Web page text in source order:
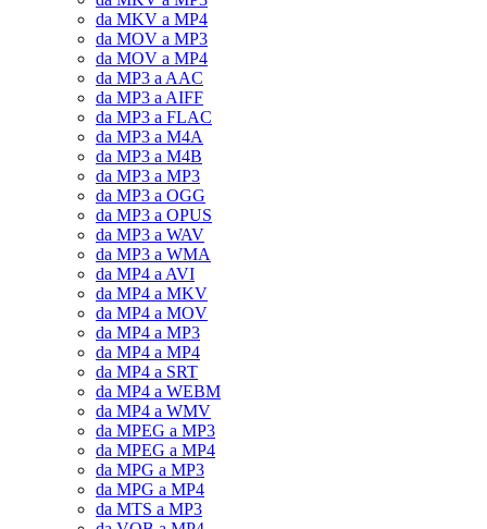
da MKV a MP4
da MOV a MP3
da MOV a MP4
da MP3 a AAC
da MP3 a AIFF
da MP3 a FLAC
da MP3 a M4A
da MP3 a M4B
da MP3 a MP3
da MP3 a OGG
da MP3 a OPUS
da MP3 a WAV
da MP3 a WMA
da MP4 a AVI
da MP4 a MKV
da MP4 a MOV
da MP4 a MP3
da MP4 a MP4
da MP4 a SRT
da MP4 a WEBM
da MP4 a WMV
da MPEG a MP3
da MPEG a MP4
da MPG a MP3
da MPG a MP4
da MTS a MP3